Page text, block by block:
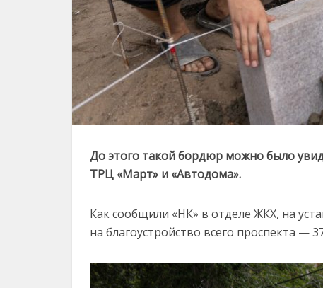
До этого такой бордюр можно было
ТРЦ «Март» и «Автодома».
Как сообщили «НК» в отделе ЖКХ, на
на благоустройство всего проспекта —